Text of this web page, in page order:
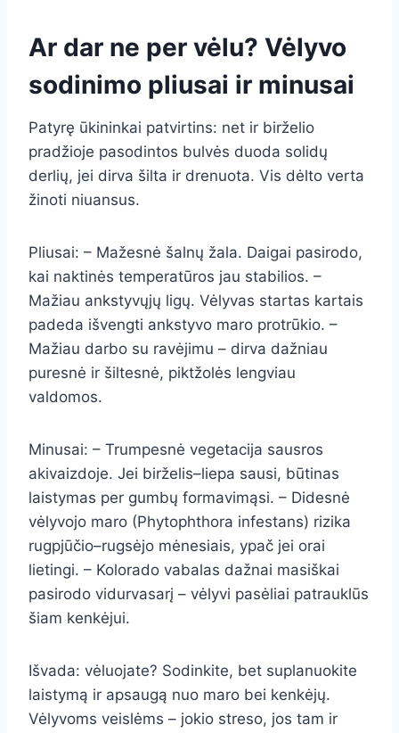
Ar dar ne per vėlu? Vėlyvo
sodinimo pliusai ir minusai
Patyrę ūkininkai patvirtins: net ir birželio
pradžioje pasodintos bulvės duoda solidų
derlių, jei dirva šilta ir drenuota. Vis dėlto verta
žinoti niuansus.
Pliusai: – Mažesnė šalnų žala. Daigai pasirodo,
kai naktinės temperatūros jau stabilios. –
Mažiau ankstyvųjų ligų. Vėlyvas startas kartais
padeda išvengti ankstyvo maro protrūkio. –
Mažiau darbo su ravėjimu – dirva dažniau
puresnė ir šiltesnė, piktžolės lengviau
valdomos.
Minusai: – Trumpesnė vegetacija sausros
akivaizdoje. Jei birželis–liepa sausi, būtinas
laistymas per gumbų formavimąsi. – Didesnė
vėlyvojo maro (Phytophthora infestans) rizika
rugpjūčio–rugsėjo mėnesiais, ypač jei orai
lietingi. – Kolorado vabalas dažnai masiškai
pasirodo vidurvasarį – vėlyvi pasėliai patrauklūs
šiam kenkėjui.
Išvada: vėluojate? Sodinkite, bet suplanuokite
laistymą ir apsaugą nuo maro bei kenkėjų.
Vėlyvoms veislėms – jokio streso, jos tam ir